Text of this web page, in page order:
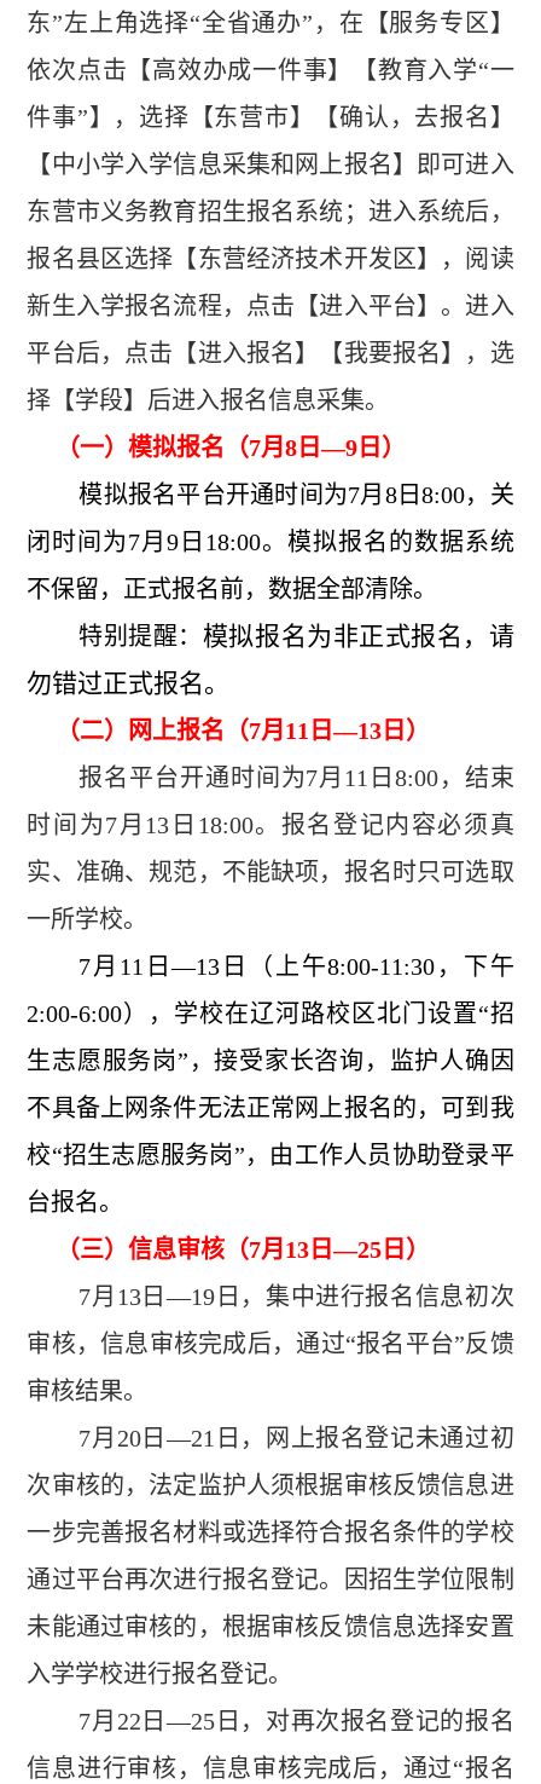
东”左上角选择“全省通办”，在【服务专区】
依次点击【高效办成一件事】【教育入学“一
件事”】，选择【东营市】【确认，去报名】
【中小学入学信息采集和网上报名】即可进入
东营市义务教育招生报名系统；进入系统后，
报名县区选择【东营经济技术开发区】，阅读
新生入学报名流程，点击【进入平台】。进入
平台后，点击【进入报名】【我要报名】，选
择【学段】后进入报名信息采集。
（一）模拟报名（7月8日—9日）
模拟报名平台开通时间为7月8日8:00，关
闭时间为7月9日18:00。模拟报名的数据系统
不保留，正式报名前，数据全部清除。
特别提醒： 模拟报名为非正式报名，请
勿错过正式报名。
（二）网上报名（7月11日—13日）
报名平台开通时间为7月11日8:00，结束
时间为7月13日18:00。报名登记内容必须真
实、准确、规范，不能缺项，报名时只可选取
一所学校。
7月11日—13日（上午8:00-11:30，下午
2:00-6:00），学校在辽河路校区北门设置“招
生志愿服务岗”，接受家长咨询，监护人确因
不具备上网条件无法正常网上报名的，可到我
校“招生志愿服务岗”，由工作人员协助登录平
台报名。
（三）信息审核（7月13日—25日）
7月13日—19日，集中进行报名信息初次
审核，信息审核完成后，通过“报名平台”反馈
审核结果。
7月20日—21日，网上报名登记未通过初
次审核的，法定监护人须根据审核反馈信息进
一步完善报名材料或选择符合报名条件的学校
通过平台再次进行报名登记。因招生学位限制
未能通过审核的，根据审核反馈信息选择安置
入学学校进行报名登记。
7月22日—25日，对再次报名登记的报名
信息进行审核，信息审核完成后，通过“报名